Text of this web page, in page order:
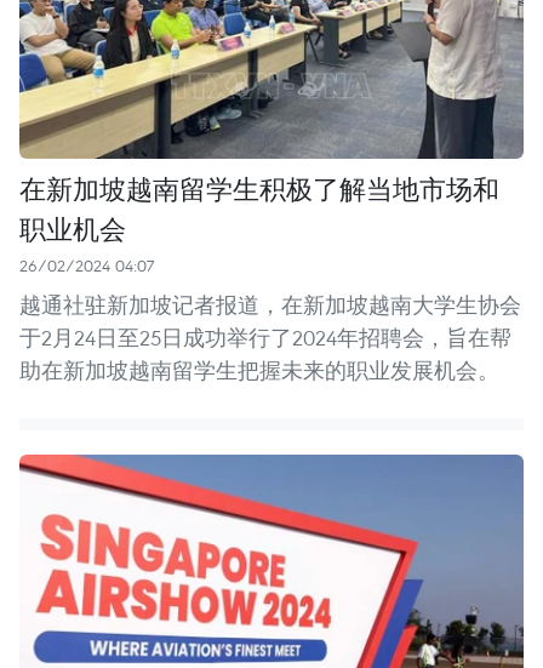
在新加坡越南留学生积极了解当地市场和
职业机会
26/02/2024 04:07
越通社驻新加坡记者报道，在新加坡越南大学生协会
于2月24日至25日成功举行了2024年招聘会，旨在帮
助在新加坡越南留学生把握未来的职业发展机会。